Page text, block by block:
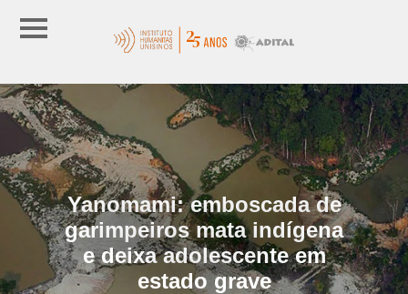
Yanomami: emboscada de
garimpeiros mata indígena
e deixa adolescente em
estado grave